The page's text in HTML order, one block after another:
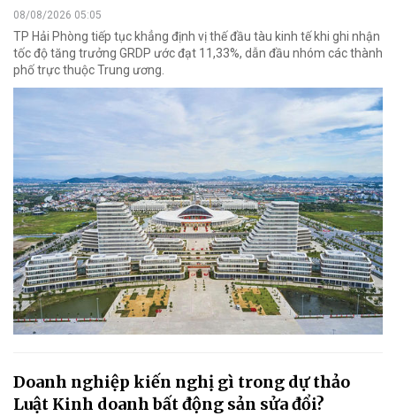
08/08/2026 05:05
TP Hải Phòng tiếp tục khẳng định vị thế đầu tàu kinh tế khi ghi nhận
tốc độ tăng trưởng GRDP ước đạt 11,33%, dẫn đầu nhóm các thành
phố trực thuộc Trung ương.
Doanh nghiệp kiến nghị gì trong dự thảo
Luật Kinh doanh bất động sản sửa đổi?